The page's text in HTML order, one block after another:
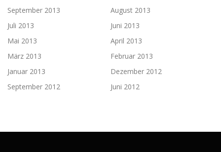
September 2013
August 2013
Juli 2013
Juni 2013
Mai 2013
April 2013
März 2013
Februar 2013
Januar 2013
Dezember 2012
September 2012
Juni 2012